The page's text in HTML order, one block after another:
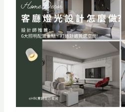
做
？
6
大
照
配
置
技